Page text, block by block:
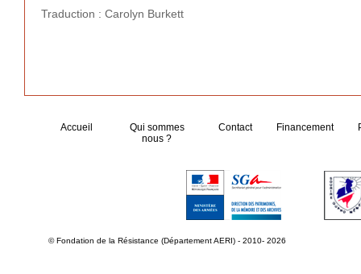
Traduction : Carolyn Burkett
Accueil
Qui sommes
nous ?
Contact Financement
© Fondation de la Résistance (Département AERI) - 2010- 2026